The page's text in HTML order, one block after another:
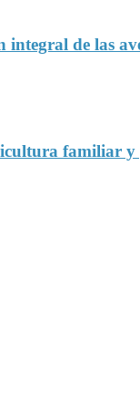
de las
familiar y